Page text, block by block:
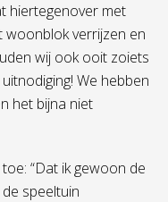
hiertegenover met
woonblok verrijzen en
wij ook ooit zoiets
We hebben
het bijna niet
“Dat ik gewoon de
speeltuin